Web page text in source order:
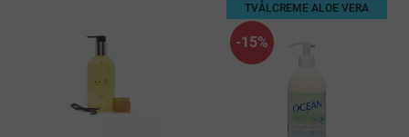
15%
TVÅLCREME ALOE VERA